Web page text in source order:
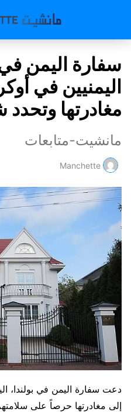
سفارة اليمن في
اليمنيين في
مغادرتها
مانشيت-متابعات
Manchette
دعت سفارة اليمن في بولندا،
إلى مغادرتها حرصاً على